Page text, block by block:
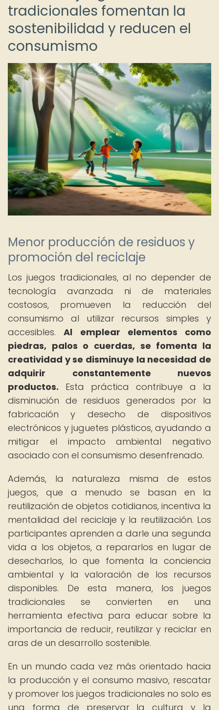
tradicionales fomentan la
sostenibilidad y reducen el
consumismo
Menor producción de residuos y
promoción del reciclaje
Los juegos tradicionales, al no depender de
tecnología avanzada ni de materiales
costosos, promueven la reducción del
consumismo al utilizar recursos simples y
accesibles.Al emplear elementos como
piedras, palos o cuerdas, se fomenta la
creatividad y se disminuye la necesidad de
adquirir constantemente nuevos
productos. Esta práctica contribuye a la
disminución de residuos generados por la
fabricación y desecho de dispositivos
electrónicos y juguetes plásticos, ayudando a
mitigar el impacto ambiental negativo
asociado con el consumismo desenfrenado.
Además, la naturaleza misma de estos
juegos, que a menudo se basan en la
reutilización de objetos cotidianos, incentiva la
mentalidad del reciclaje y la reutilización. Los
participantes aprenden a darle una segunda
vida a los objetos, a repararlos en lugar de
desecharlos, lo que fomenta la conciencia
ambiental y la valoración de los recursos
disponibles. De esta manera, los juegos
tradicionales se convierten en una
herramienta efectiva para educar sobre la
importancia de reducir, reutilizar y reciclar en
aras de un desarrollo sostenible.
En un mundo cada vez más orientado hacia
la producción y el consumo masivo, rescatar
y promover los juegos tradicionales no solo es
una forma de preservar la cultura y la